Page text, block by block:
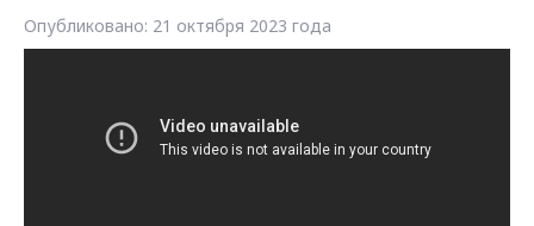
Опубликовано: 21 октября 2023 года